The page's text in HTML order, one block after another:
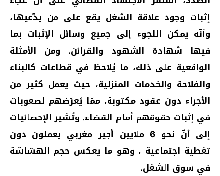
إثبات وجود علاقة الشغل يقع على من يدّعيها،
وأنّه يمكن اللجوء إلى جميع وسائل الإثبات بما
فيها شهادة الشهود والقرائن. ومن الأمثلة
الواقعية على ذلك، ما يُلاحظ في قطاعات كالبناء
والفلاحة والخدمات المنزلية، حيث يعمل كثير من
الأجراء دون عقود مكتوبة، ممّا يُعرّضهم لصعوبات
في إثبات حقوقهم أمام القضاء. وتُشير الإحصائيات
إلى أنّ نحو 6 ملايين أجير مغربي يعملون دون
تغطية اجتماعية ، وهو ما يعكس حجم الهشاشة
في سوق الشغل.